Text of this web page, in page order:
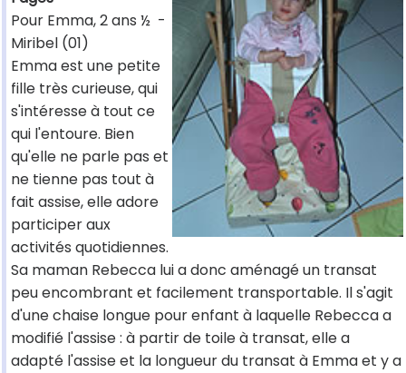
Pour Emma, 2 ans ½ -
Miribel (01)
Emma est une petite
fille très curieuse, qui
s'intéresse à tout ce
qui l'entoure. Bien
qu'elle ne parle pas et
ne tienne pas tout à
fait assise, elle adore
participer aux
activités quotidiennes.
Sa maman Rebecca lui a donc aménagé un transat
peu encombrant et facilement transportable. Il s'agit
d'une chaise longue pour enfant à laquelle Rebecca a
modifié l'assise : à partir de toile à transat, elle a
adapté l'assise et la longueur du transat à Emma et y a